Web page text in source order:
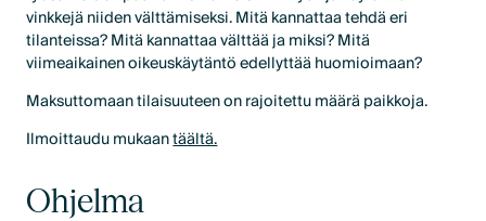
vinkkejä niiden välttämiseksi. Mitä kannattaa tehdä eri
tilanteissa? Mitä kannattaa välttää ja miksi? Mitä
viimeaikainen oikeuskäytäntö edellyttää huomioimaan?
Maksuttomaan tilaisuuteen on rajoitettu määrä paikkoja.
Ilmoittaudu mukaantäältä.
Ohjelma